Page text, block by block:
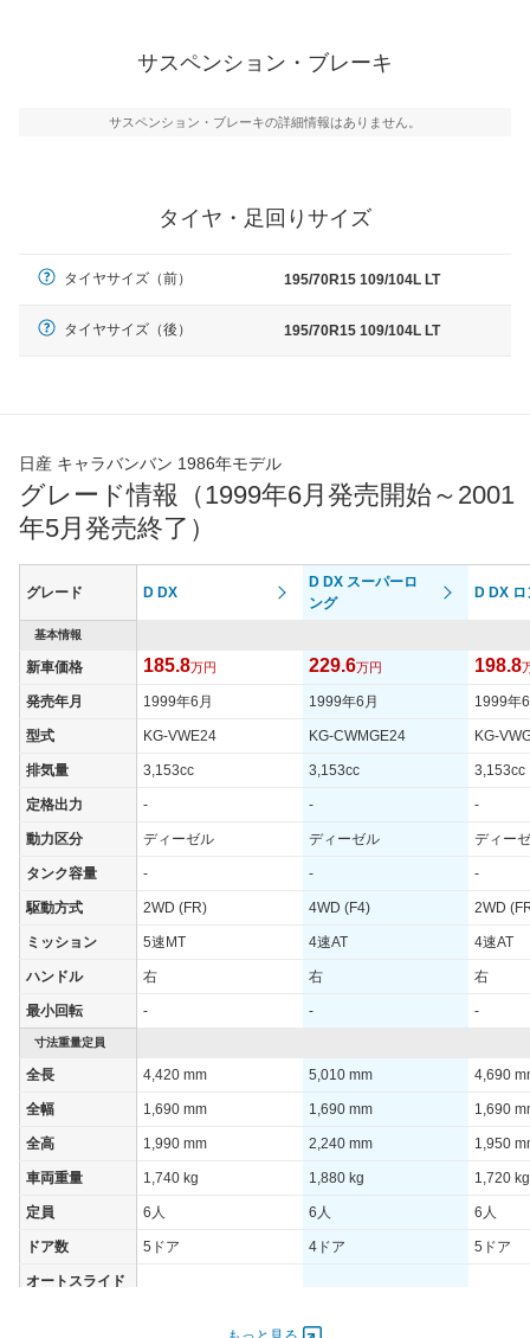
サスペンション・ブレーキ
サスペンション・ブレーキの詳細情報はありません。
タイヤ・足回りサイズ
タイヤサイズ（前） 195/70R15 109/104L LT
タイヤサイズ（後） 195/70R15 109/104L LT
日産 キャラバンバン 1986年モデル
グレード情報（1999年6月発売開始～2001
年5月発売終了）
グレード D DX
D DX スーパーロ
ング
D DX ロ
基本情報
新車価格 185.8万円 229.6万円 198.8
発売年月 1999年6月 1999年6月 1999年
型式 KG-VWE24 KG-CWMGE24 KG-
排気量 3,153cc 3,153cc 3,153cc
定格出力 - - -
動力区分 ディーゼル ディーゼル ディー
タンク容量 - - -
駆動方式 2WD (FR) 4WD (F4) 2WD
ミッション 5速MT 4速AT 4速AT
ハンドル 右 右 右
最小回転 - - -
寸法重量定員
全長 4,420 mm 5,010 mm 4,690
全幅 1,690 mm 1,690 mm 1,690
全高 1,990 mm 2,240 mm 1,950
車両重量 1,740 kg 1,880 kg 1,720 kg
定員 6人 6人 6人
ドア数 5ドア 4ドア 5ドア
オートスライド